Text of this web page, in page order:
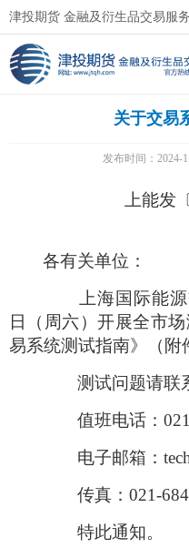
津投期货 金融及衍生品交易服
关于交易
发布时间：2024-
上能发〔
各有关单位：
上海国际能
日
（周六）开展全市
易系统测试指南》（附
测试问题请联
值班电话：
电子邮箱：
传真：021-
特此通知。